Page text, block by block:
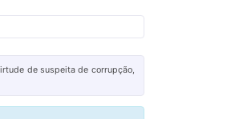
de suspeita de corrupção,